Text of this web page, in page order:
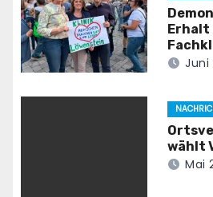
Erhalt
Juni
wählt
Mai